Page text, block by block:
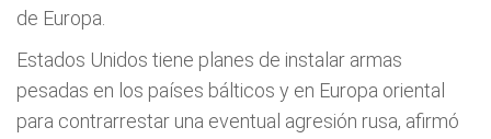
de Europa.
Estados Unidos tiene planes de instalar armas
pesadas en los países bálticos y en Europa oriental
para contrarrestar una eventual agresión rusa, afirmó